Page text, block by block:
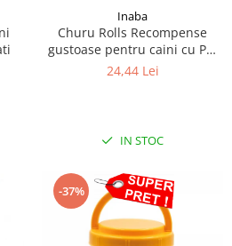
Inaba
Churu Rolls Recompense
gustoase pentru caini cu Pui
si somon 8 x 12 g
24,44 Lei
IN STOC
-37%